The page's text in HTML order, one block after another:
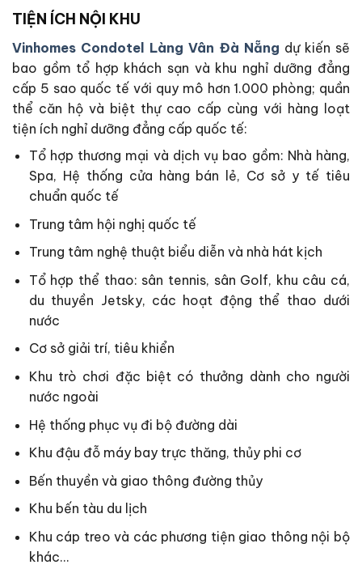
TIỆN ÍCH NỘI KHU
Vinhomes Condotel Làng Vân Đà Nẵng dự kiến sẽ
bao gồm tổ hợp khách sạn và khu nghỉ dưỡng đẳng
cấp 5 sao quốc tế với quy mô hơn 1.000 phòng; quần
thể căn hộ và biệt thự cao cấp cùng với hàng loạt
tiện ích nghỉ dưỡng đẳng cấp quốc tế:
Tổ hợp thương mại và dịch vụ bao gồm: Nhà hàng,
Spa, Hệ thống cửa hàng bán lẻ, Cơ sở y tế tiêu
chuẩn quốc tế
Trung tâm hội nghị quốc tế
Trung tâm nghệ thuật biểu diễn và nhà hát kịch
Tổ hợp thể thao: sân tennis, sân Golf, khu câu cá,
du thuyền Jetsky, các hoạt động thể thao dưới
nước
Cơ sở giải trí, tiêu khiển
Khu trò chơi đặc biệt có thưởng dành cho người
nước ngoài
Hệ thống phục vụ đi bộ đường dài
Khu đậu đỗ máy bay trực thăng, thủy phi cơ
Bến thuyền và giao thông đường thủy
Khu bến tàu du lịch
Khu cáp treo và các phương tiện giao thông nội bộ
khác…